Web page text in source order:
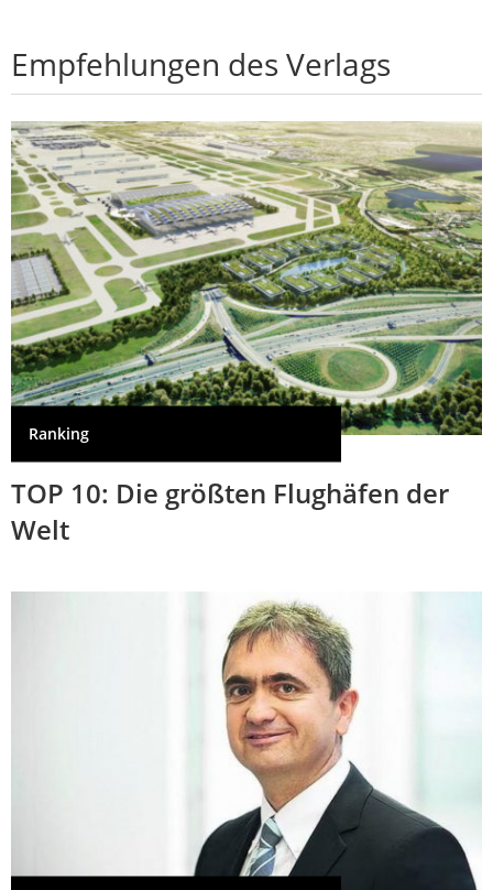
Empfehlungen des Verlags
Ranking
TOP 10: Die größten Flughäfen der
Welt